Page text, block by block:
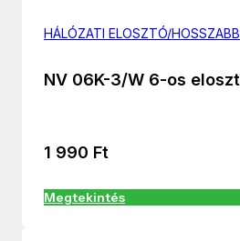
HÁLÓZATI ELOSZTÓ/
NV 06K-3/W 6-os
1 990 Ft
Megtekintés